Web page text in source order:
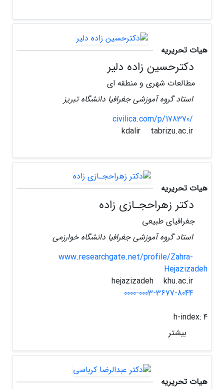
هیات تحریریه
دکترحسین زاده دلیر
مطالعات شهری و منطقه ای
استاد گروه آموزشی جغرافیا دانشگاه تبریز
civilica.com/p/178370/
tabrizu.ac.ir
هیات تحریریه
دکتر زهراحجـازی زاده
جغرافیای طبیعی
استاد گروه آموزشی جغرافیا دانشگاه خوارزمی
www.researchgate.net/profile/Zahra-
Hejazizadeh
khu.ac.ir
0000-0003-3677-8044
h-index: 4
بیشتر
هیات تحریریه